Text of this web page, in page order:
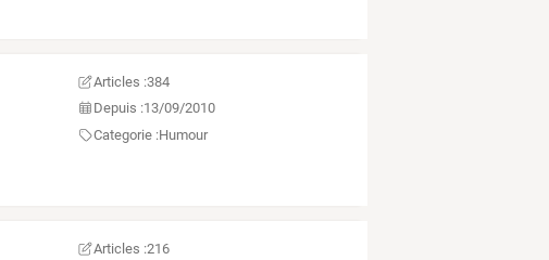
Articles :384
Depuis :13/09/2010
Categorie :Humour
Articles :216